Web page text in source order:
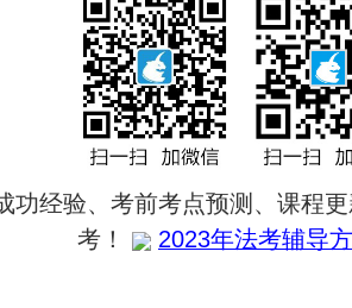
功经验、考前考点预测、课程
考！
2023年法考辅导